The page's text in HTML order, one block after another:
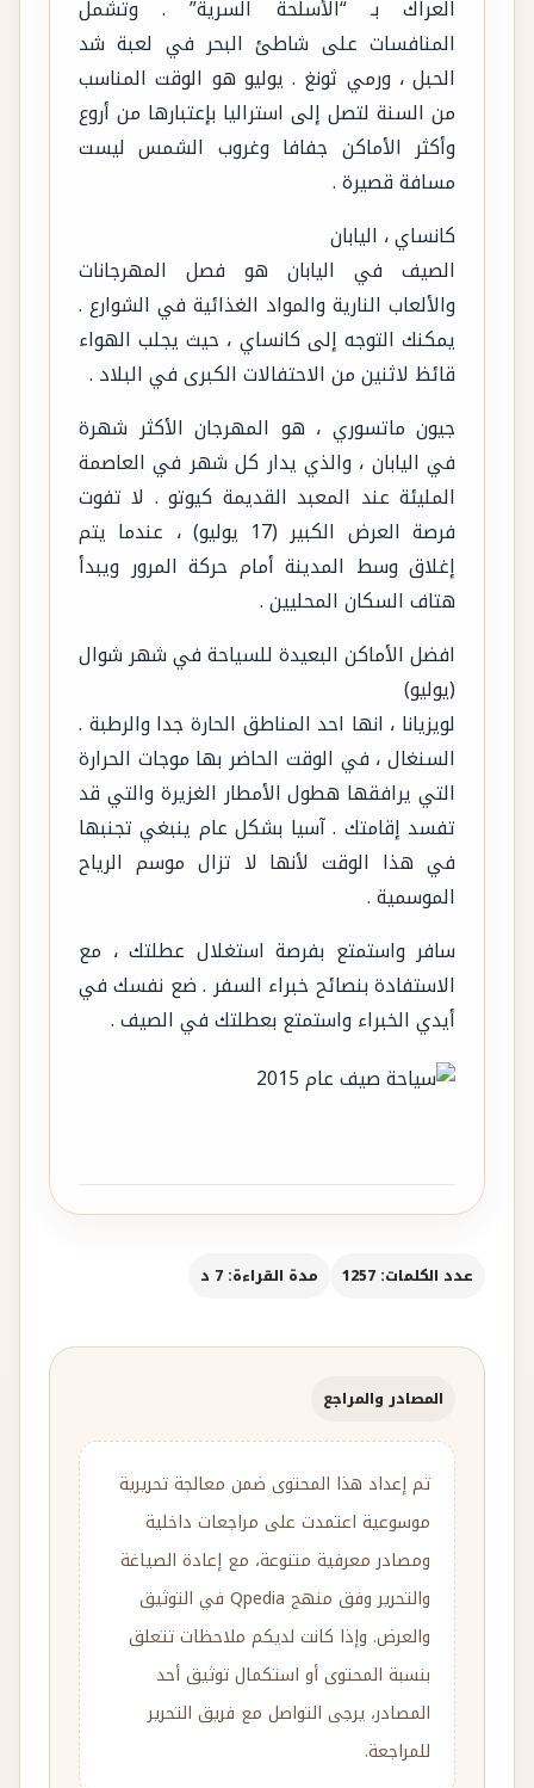
العراك بـ “الأسلحة السرية” . وتشمل
المنافسات على شاطئ البحر في لعبة شد
الحبل ، ورمي ثونغ . يوليو هو الوقت المناسب
من السنة لتصل إلى استراليا بإعتبارها من أروع
وأكثر الأماكن جفافا وغروب الشمس ليست
مسافة قصيرة .
كانساي ، اليابان
الصيف في اليابان هو فصل المهرجانات
والألعاب النارية والمواد الغذائية في الشوارع .
يمكنك التوجه إلى كانساي ، حيث يجلب الهواء
قائظ لاثنين من الاحتفالات الكبرى في البلاد .
جيون ماتسوري ، هو المهرجان الأكثر شهرة
في اليابان ، والذي يدار كل شهر في العاصمة
المليئة عند المعبد القديمة كيوتو . لا تفوت
فرصة العرض الكبير (17 يوليو) ، عندما يتم
إغلاق وسط المدينة أمام حركة المرور ويبدأ
هتاف السكان المحليين .
افضل الأماكن البعيدة للسياحة في شهر شوال
(يوليو)
لويزيانا ، انها احد المناطق الحارة جدا والرطبة .
السنغال ، في الوقت الحاضر بها موجات الحرارة
التي يرافقها هطول الأمطار الغزيرة والتي قد
تفسد إقامتك . آسيا بشكل عام ينبغي تجنبها
في هذا الوقت لأنها لا تزال موسم الرياح
الموسمية .
سافر واستمتع بفرصة استغلال عطلتك ، مع
الاستفادة بنصائح خبراء السفر . ضع نفسك في
أيدي الخبراء واستمتع بعطلتك في الصيف .
عدد الكلمات: 1257 مدة القراءة: 7 د
المصادر والمراجع
تم إعداد هذا المحتوى ضمن معالجة تحريرية
موسوعية اعتمدت على مراجعات داخلية
ومصادر معرفية متنوعة، مع إعادة الصياغة
والتحرير وفق منهج Qpedia في التوثيق
والعرض. وإذا كانت لديكم ملاحظات تتعلق
بنسبة المحتوى أو استكمال توثيق أحد
المصادر، يرجى التواصل مع فريق التحرير
للمراجعة.